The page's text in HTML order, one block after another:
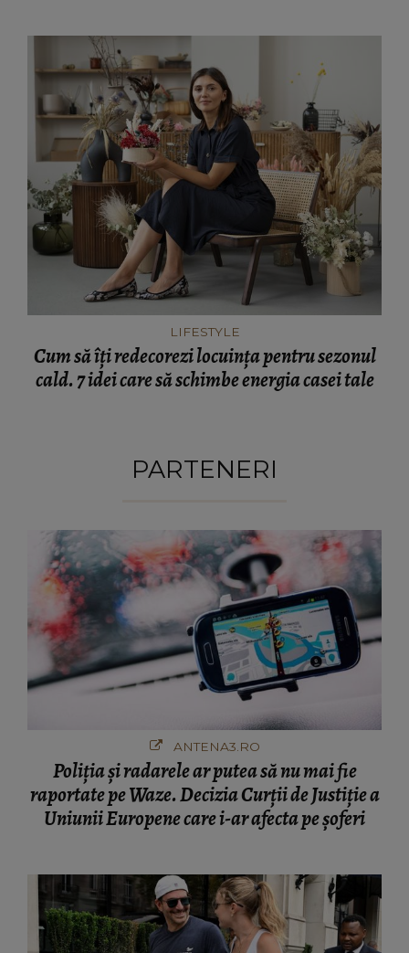
LIFESTYLE
Cum să îți redecorezi locuința pentru sezonul
cald. 7 idei care să schimbe energia casei tale
PARTENERI
ANTENA3.RO
Poliţia şi radarele ar putea să nu mai fie
raportate pe Waze. Decizia Curţii de Justiție a
Uniunii Europene care i-ar afecta pe şoferi